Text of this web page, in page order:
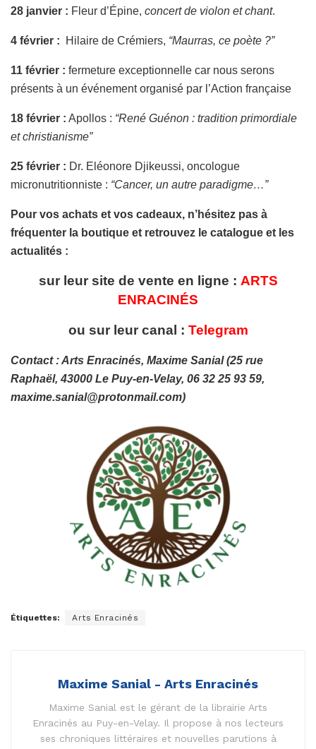
28 janvier : Fleur d’Épine, concert de violon et chant.
4 février : Hilaire de Crémiers, “Maurras, ce poète ?”
11 février : fermeture exceptionnelle car nous serons
présents à un événement organisé par l’Action française
18 février : Apollos : “René Guénon : tradition primordiale
et christianisme”
25 février : Dr. Eléonore Djikeussi, oncologue
micronutritionniste : “Cancer, un autre paradigme…”
Pour vos achats et vos cadeaux, n’hésitez pas à
fréquenter la boutique et retrouvez le catalogue et les
actualités :
sur leur site de vente en ligne : ARTS
ENRACINÉS
ou sur leur canal : Telegram
Contact : Arts Enracinés, Maxime Sanial (25 rue
Raphaël, 43000 Le Puy-en-Velay, 06 32 25 93 59,
maxime.sanial@protonmail.com)
Étiquettes: Arts Enracinés
Maxime Sanial - Arts Enracinés
Maxime Sanial est le gérant de la librairie Arts
Enracinés au Puy-en-Velay. Il propose à nos lecteurs
ses chroniques littéraires et nouvelles parutions à